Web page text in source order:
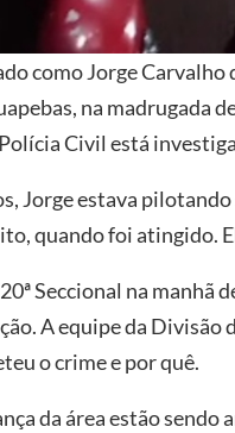
como Jorge Carvalho
na madrugada
Civil está
Jorge estava
quando foi atingido.
Seccional na
A equipe da
o crime e por quê.
da área estão